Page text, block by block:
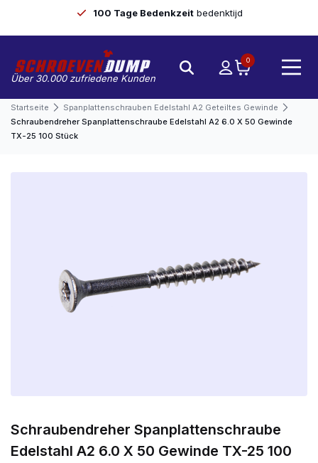
100 Tage Bedenkzeitbedenktijd
Über 30.000 zufriedene Kunden
0
Startseite
Spanplattenschrauben Edelstahl A2 Geteiltes Gewinde
Schraubendreher Spanplattenschraube Edelstahl A2 6.0 X 50 Gewinde
TX-25 100 Stück
Schraubendreher Spanplattenschraube
Edelstahl A2 6.0 X 50 Gewinde TX-25 100